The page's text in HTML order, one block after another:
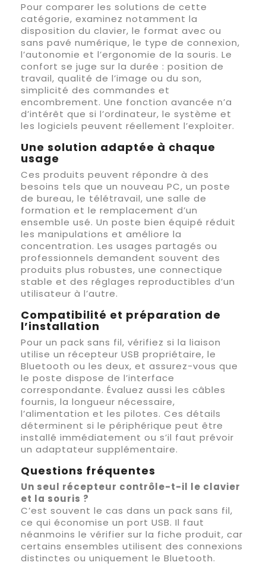
Pour comparer les solutions de cette
catégorie, examinez notamment la
disposition du clavier, le format avec ou
sans pavé numérique, le type de connexion,
l’autonomie et l’ergonomie de la souris. Le
confort se juge sur la durée : position de
travail, qualité de l’image ou du son,
simplicité des commandes et
encombrement. Une fonction avancée n’a
d’intérêt que si l’ordinateur, le système et
les logiciels peuvent réellement l’exploiter.
Une solution adaptée à chaque
usage
Ces produits peuvent répondre à des
besoins tels que un nouveau PC, un poste
de bureau, le télétravail, une salle de
formation et le remplacement d’un
ensemble usé. Un poste bien équipé réduit
les manipulations et améliore la
concentration. Les usages partagés ou
professionnels demandent souvent des
produits plus robustes, une connectique
stable et des réglages reproductibles d’un
utilisateur à l’autre.
Compatibilité et préparation de
l’installation
Pour un pack sans fil, vérifiez si la liaison
utilise un récepteur USB propriétaire, le
Bluetooth ou les deux, et assurez-vous que
le poste dispose de l’interface
correspondante. Évaluez aussi les câbles
fournis, la longueur nécessaire,
l’alimentation et les pilotes. Ces détails
déterminent si le périphérique peut être
installé immédiatement ou s’il faut prévoir
un adaptateur supplémentaire.
Questions fréquentes
Un seul récepteur contrôle-t-il le clavier
et la souris ?
C’est souvent le cas dans un pack sans fil,
ce qui économise un port USB. Il faut
néanmoins le vérifier sur la fiche produit, car
certains ensembles utilisent des connexions
distinctes ou uniquement le Bluetooth.